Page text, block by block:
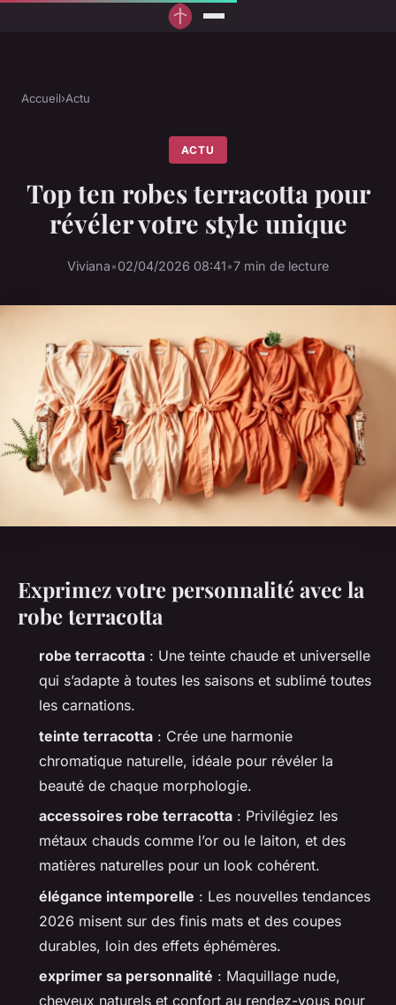
Accueil›Actu
ACTU
Top ten robes terracotta pour
révéler votre style unique
Viviana•02/04/2026 08:41•7 min de lecture
Exprimez votre personnalité avec la
robe terracotta
robe terracotta : Une teinte chaude et universelle
qui s’adapte à toutes les saisons et sublimé toutes
les carnations.
teinte terracotta : Crée une harmonie
chromatique naturelle, idéale pour révéler la
beauté de chaque morphologie.
accessoires robe terracotta : Privilégiez les
métaux chauds comme l’or ou le laiton, et des
matières naturelles pour un look cohérent.
élégance intemporelle : Les nouvelles tendances
2026 misent sur des finis mats et des coupes
durables, loin des effets éphémères.
exprimer sa personnalité : Maquillage nude,
cheveux naturels et confort au rendez-vous pour